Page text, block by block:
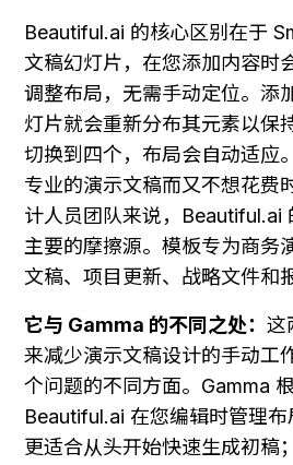
Beautiful.ai 的核心区别在于
文稿幻灯片，在您添加内容时
调整布局，无需手动定位。添
灯片就会重新分布其元素以保
切换到四个，布局会自动适应
专业的演示文稿而又不想花费
计人员团队来说，Beautiful.ai
主要的摩擦源。模板专为商务
文稿、项目更新、战略文件和
它与 Gamma 的不同之处： 这
来减少演示文稿设计的手动工
个问题的不同方面。Gamma
Beautiful.ai 在您编辑时管理
更适合从头开始快速生成初稿